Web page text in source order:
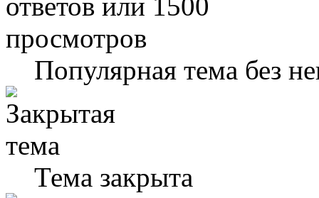
Популярная тема без
Тема закрыта